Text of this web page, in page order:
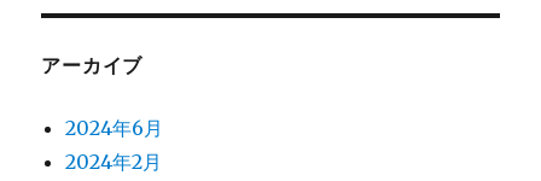
アーカイブ
2024年6月
2024年2月